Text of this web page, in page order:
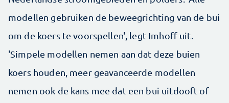
modellen gebruiken de beweegrichting van de bui
om de koers te voorspellen', legt Imhoff uit.
'Simpele modellen nemen aan dat deze buien
koers houden, meer geavanceerde modellen
nemen ook de kans mee dat een bui uitdooft of